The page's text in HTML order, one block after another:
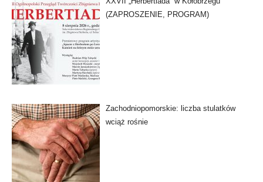
(ZAPROSZENIE, PROGRAM)
Zachodniopomorskie: liczba stulatków
wciąż rośnie